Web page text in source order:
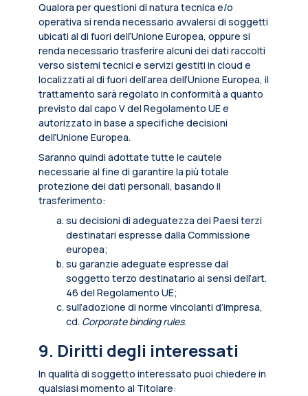
Qualora per questioni di natura tecnica e/o
operativa si renda necessario avvalersi di soggetti
ubicati al di fuori dell’Unione Europea, oppure si
renda necessario trasferire alcuni dei dati raccolti
verso sistemi tecnici e servizi gestiti in cloud e
localizzati al di fuori dell’area dell’Unione Europea, il
trattamento sarà regolato in conformità a quanto
previsto dal capo V del Regolamento UE e
autorizzato in base a specifiche decisioni
dell’Unione Europea.
Saranno quindi adottate tutte le cautele
necessarie al fine di garantire la più totale
protezione dei dati personali, basando il
trasferimento:
su decisioni di adeguatezza dei Paesi terzi
destinatari espresse dalla Commissione
europea;
su garanzie adeguate espresse dal
soggetto terzo destinatario ai sensi dell’art.
46 del Regolamento UE;
sull’adozione di norme vincolanti d’impresa,
cd. Corporate binding rules.
9. Diritti degli interessati
In qualità di soggetto interessato puoi chiedere in
qualsiasi momento al Titolare: